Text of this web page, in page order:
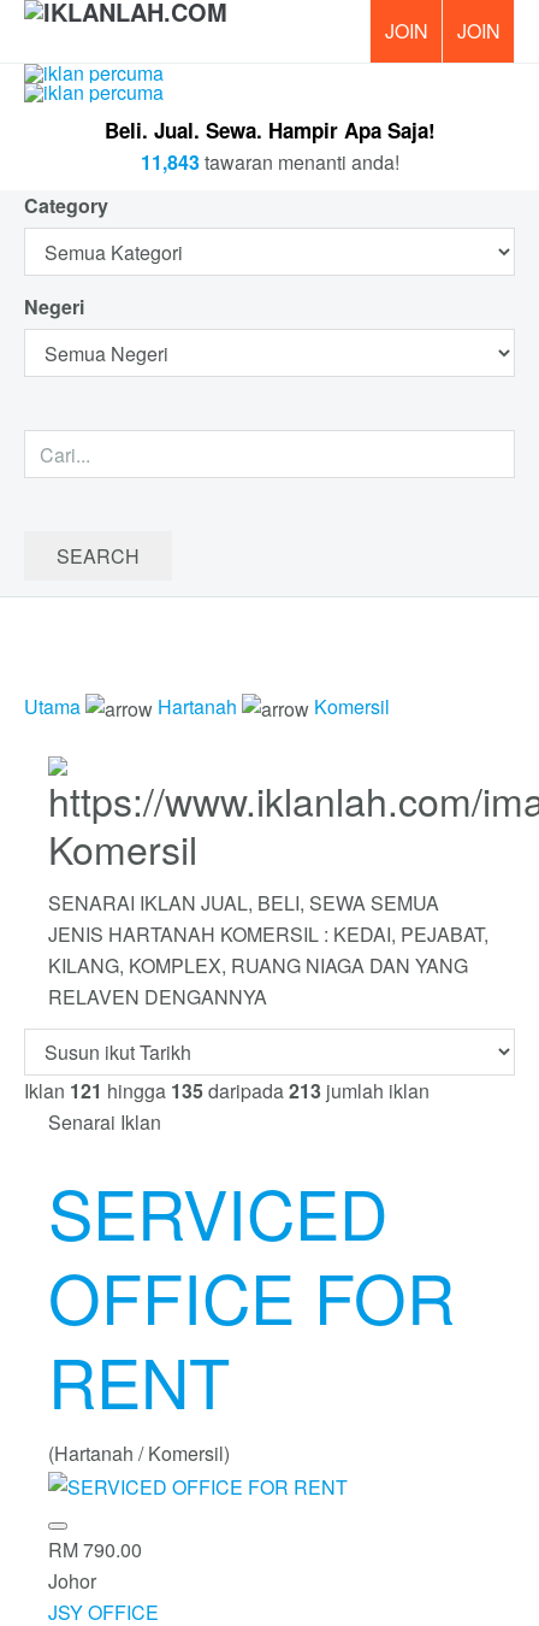
Beli. Jual. Sewa. Hampir Apa Saja!
11,843tawaran menanti anda!
Category
Negeri
Utama Hartanah Komersil
Komersil
SENARAI IKLAN JUAL, BELI, SEWA SEMUA
JENIS HARTANAH KOMERSIL : KEDAI, PEJABAT,
KILANG, KOMPLEX, RUANG NIAGA DAN YANG
RELAVEN DENGANNYA
Iklan 121 hingga 135daripada213 jumlah iklan
Senarai Iklan
SERVICED
OFFICE FOR
RENT
(Hartanah / Komersil)
RM 790.00
Johor
JSY OFFICE